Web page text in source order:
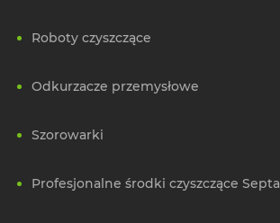
Roboty czyszczące
Odkurzacze przemysłowe
Szorowarki
Profesjonalne środki czyszczące Septa